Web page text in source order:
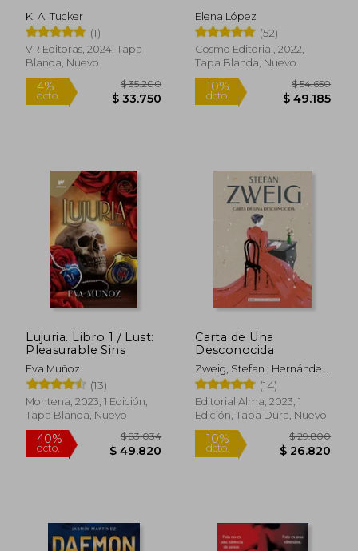
10%
dcto.
10%
dcto.
50%
dcto.
$ 97.443
$ 48.721
40%
dcto. $
K. A. Tucker
(1)
VR Editoras, 2024, Tapa
Blanda, Nuevo
Elena López
(52)
Cosmo Editorial, 2022,
Tapa Blanda, Nuevo
Lujuria. Libro 1 / Lust:
Pleasurable Sins
Eva Muñoz
(13)
Montena, 2023, 1 Edición,
Tapa Blanda, Nuevo
Carta de Una
Desconocida
Zweig, Stefan ; Hernández
Rodilla, Itziar ; Segovia,
Carmen
(14)
Editorial Alma, 2023, 1
Edición, Tapa Dura, Nuevo